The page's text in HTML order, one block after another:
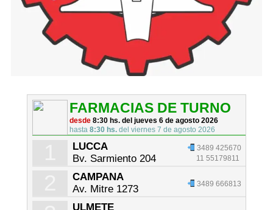
FARMACIAS DE TURNO
desde8:30 hs. del jueves 6 de agosto 2026
hasta8:30 hs. del viernes 7 de agosto 2026
LUCCA
Bv. Sarmiento 204
3489 425670
11 55179811
CAMPANA
Av. Mitre 1273
3489 666813
ULMETE